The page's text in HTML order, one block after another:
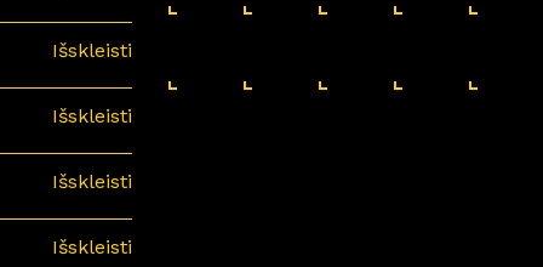
Išskleisti
Išskleisti
Išskleisti
Išskleisti